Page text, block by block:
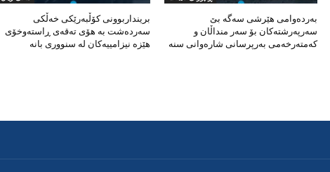
بەردەوامی هێرشی سەگە بێ
سەرپەرشتەکان بۆ سەر منداڵان و
کەمتەرخەمی بەرپرسانی شارەوانی سنە
برینداربوونی کۆڵبەرێکی خەڵکی
سەردەشت بە هۆی تەقەی ڕاستەوخۆی
هێزە نیزامییەکان لە سنووری بانە